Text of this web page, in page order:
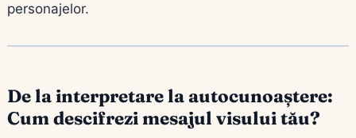
personajelor.
De la interpretare la autocunoaștere:
Cum descifrezi mesajul visului tău?